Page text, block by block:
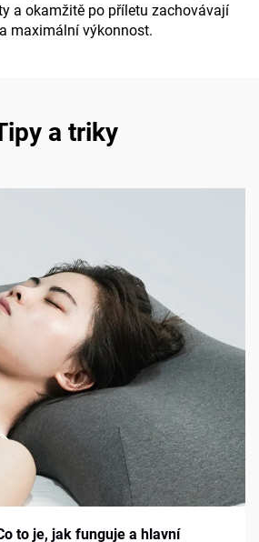
a okamžitě po příletu zachovávají
maximální výkonnost.
a triky
to je, jak funguje a hlavní